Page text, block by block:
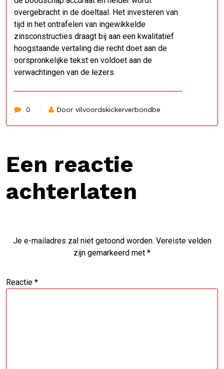
overgebracht in de doeltaal. Het investeren van
tijd in het ontrafelen van ingewikkelde
zinsconstructies draagt bij aan een kwalitatief
hoogstaande vertaling die recht doet aan de
oorspronkelijke tekst en voldoet aan de
verwachtingen van de lezers.
0 Door vilvoordskickerverbondbe
Een reactie
achterlaten
Je e-mailadres zal niet getoond worden. Vereiste velden
zijn gemarkeerd met *
Reactie *